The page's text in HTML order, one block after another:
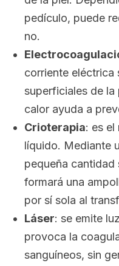
pedículo, puede
no.
corriente eléctrica
superficiales de la
calor ayuda a
Crioterapia: es
líquido. Mediante
pequeña cantidad
formará una
por sí sola al
Láser: se emite
provoca la
sanguíneos, sin